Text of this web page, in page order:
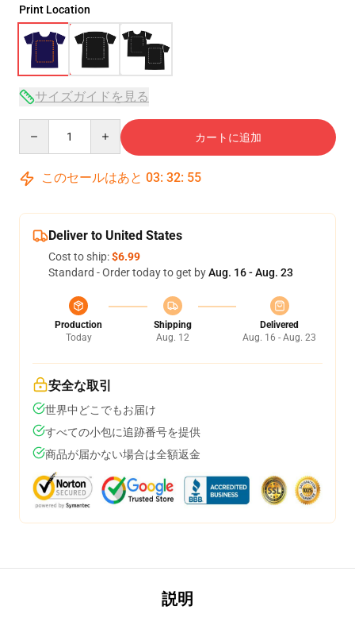
Print Location
サイズガイドを見る
カートに追加
このセールはあと 03: 32: 54
Deliver to United States
Cost to ship:$6.99
Standard - Order today to get byAug. 16 - Aug. 23
Production
Today
Shipping
Aug. 12
Delivered
Aug. 16 - Aug. 23
安全な取引
世界中どこでもお届け
すべての小包に追跡番号を提供
商品が届かない場合は全額返金
説明